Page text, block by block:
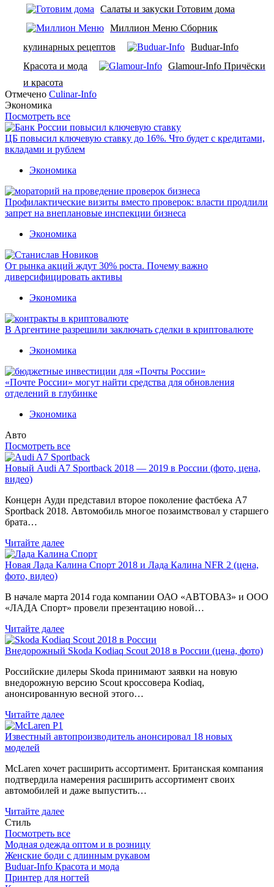
Салаты и закуски Готовим дома
Миллион Меню Сборник
кулинарных рецептов
Buduar-Info
Красота и мода
Glamour-Info Причёски
и красота
Отмечено Culinar-Info
Экономика
Посмотреть все
ЦБ повысил ключевую ставку до 16%. Что будет с кредитами,
вкладами и рублем
Экономика
Профилактические визиты вместо проверок: власти продлили
запрет на внеплановые инспекции бизнеса
Экономика
От рынка акций ждут 30% роста. Почему важно
диверсифицировать активы
Экономика
В Аргентине разрешили заключать сделки в криптовалюте
Экономика
«Почте России» могут найти средства для обновления
отделений в глубинке
Экономика
Авто
Посмотреть все
Новый Audi A7 Sportback 2018 — 2019 в России (фото, цена,
видео)
Концерн Ауди представил второе поколение фастбека A7
Sportback 2018. Автомобиль многое позаимствовал у старшего
брата…
Читайте далее
Новая Лада Калина Спорт 2018 и Лада Калина NFR 2 (цена,
фото, видео)
В начале марта 2014 года компании ОАО «АВТОВАЗ» и ООО
«ЛАДА Спорт» провели презентацию новой…
Читайте далее
Внедорожный Skoda Kodiaq Scout 2018 в России (цена, фото)
Российские дилеры Skoda принимают заявки на новую
внедорожную версию Scout кроссовера Kodiaq,
анонсированную весной этого…
Читайте далее
Известный автопроизводитель анонсировал 18 новых
моделей
McLaren хочет расширить ассортимент. Британская компания
подтвердила намерения расширить ассортимент своих
автомобилей и даже выпустить…
Читайте далее
Стиль
Посмотреть все
Модная одежда оптом и в розницу
Женские боди с длинным рукавом
Buduar-Info Красота и мода
Принтер для ногтей